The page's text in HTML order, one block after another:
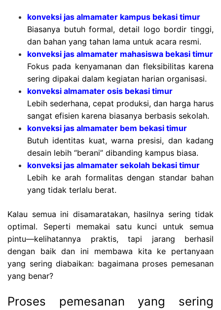
konveksi jas almamater kampus bekasi timur
Biasanya butuh formal, detail logo bordir tinggi,
dan bahan yang tahan lama untuk acara resmi.
konveksi jas almamater mahasiswa bekasi timur
Fokus pada kenyamanan dan fleksibilitas karena
sering dipakai dalam kegiatan harian organisasi.
konveksi almamater osis bekasi timur
Lebih sederhana, cepat produksi, dan harga harus
sangat efisien karena biasanya berbasis sekolah.
konveksi jas almamater bem bekasi timur
Butuh identitas kuat, warna presisi, dan kadang
desain lebih “berani” dibanding kampus biasa.
konveksi jas almamater sekolah bekasi timur
Lebih ke arah formalitas dengan standar bahan
yang tidak terlalu berat.
Kalau semua ini disamaratakan, hasilnya sering tidak
optimal. Seperti memakai satu kunci untuk semua
pintu—kelihatannya praktis, tapi jarang berhasil
dengan baik dan ini membawa kita ke pertanyaan
yang sering diabaikan: bagaimana proses pemesanan
yang benar?
Proses pemesanan yang sering